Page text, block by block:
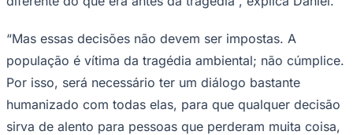
“Mas essas decisões não devem ser impostas. A
população é vítima da tragédia ambiental; não cúmplice.
Por isso, será necessário ter um diálogo bastante
humanizado com todas elas, para que qualquer decisão
sirva de alento para pessoas que perderam muita coisa,